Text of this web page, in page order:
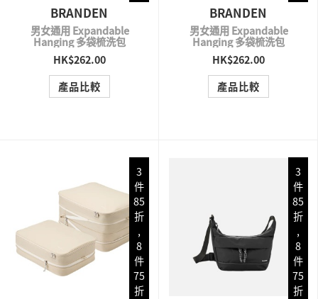
QUICK VIEW
BRANDEN
男女通用 Expandable
Hanging 多袋梳洗包
HK$262.00
產品比較
QUICK VIEW
BRANDEN
男女通用 Expandable
Hanging 多袋梳洗包
HK$262.00
產品比較
3
件
85
折
,
8
件
75
折
3
件
85
折
,
8
件
75
折